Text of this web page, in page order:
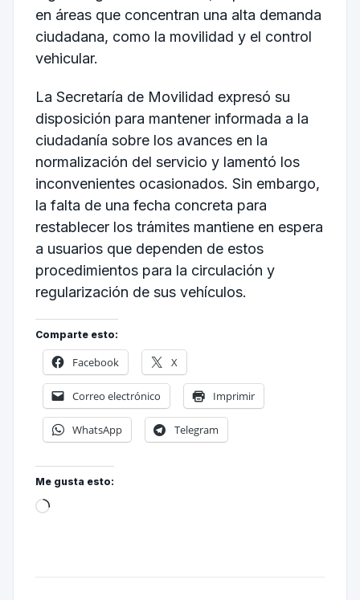
en áreas que concentran una alta demanda
ciudadana, como la movilidad y el control
vehicular.
La Secretaría de Movilidad expresó su
disposición para mantener informada a la
ciudadanía sobre los avances en la
normalización del servicio y lamentó los
inconvenientes ocasionados. Sin embargo,
la falta de una fecha concreta para
restablecer los trámites mantiene en espera
a usuarios que dependen de estos
procedimientos para la circulación y
regularización de sus vehículos.
Comparte esto:
Facebook X
Correo electrónico Imprimir
WhatsApp Telegram
Me gusta esto: